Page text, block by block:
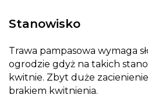
Stanowisko
Trawa pampasowa wymaga
ogrodzie gdyż na takich
kwitnie. Zbyt duże
brakiem kwitnienia.